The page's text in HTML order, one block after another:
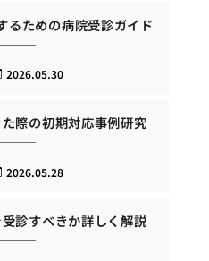
るための病院受診ガイド
2026.05.30
際の初期対応事例研究
2026.05.28
診すべきか詳しく解説